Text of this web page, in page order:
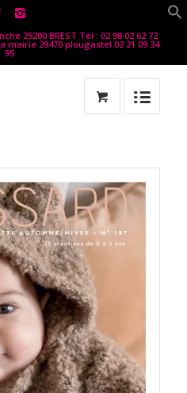
29200 BREST Tél : 02 98 02 62 72
mairie 29470 plougastel 02 21 09 34
95